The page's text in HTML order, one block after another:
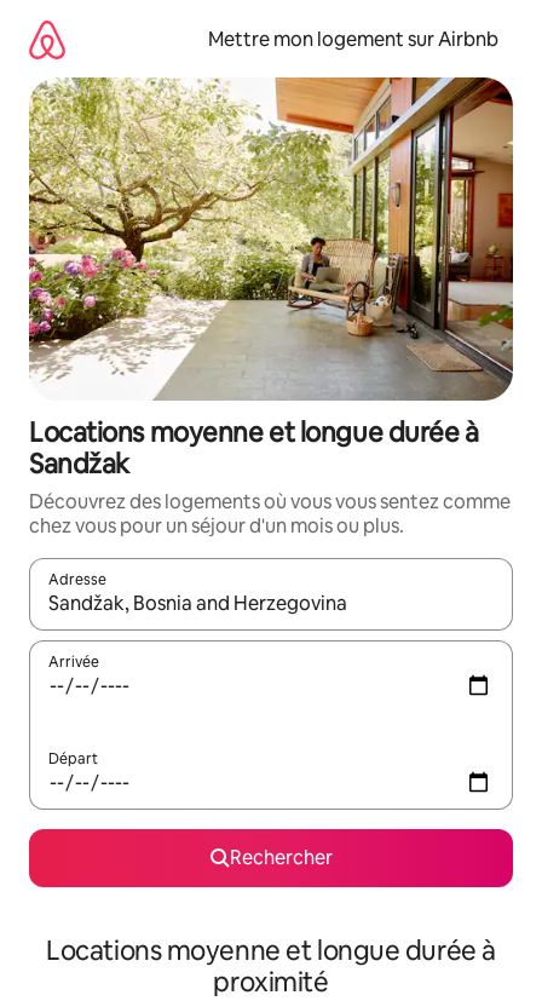
directement
contenu
Mettre mon logement sur Airbnb
Locations moyenne et longue durée à
Sandžak
Découvrez des logements où vous vous sentez comme
chez vous pour un séjour d'un mois ou plus.
Adresse
Lorsque les résultats s'affichent, utilisez les flèches vers le
Arrivée
Départ
Rechercher
Locations moyenne et longue durée à
proximité